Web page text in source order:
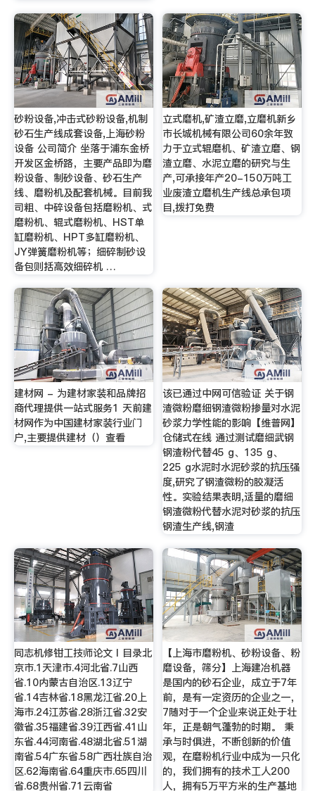
砂粉设备,冲击式砂粉设备,机制
砂石生产线成套设备,上海砂粉
设备 公司简介 坐落于浦东金桥
开发区金桥路，主要产品即为磨
粉设备、制砂设备、砂石生产
线、磨粉机及配套机械。目前我
司粗、中碎设备包括磨粉机、式
磨粉机、辊式磨粉机、HST单
缸磨粉机、HPT多缸磨粉机、
JY弹簧磨粉机等；细碎制砂设
备包则括高效细碎机 …
立式磨机,矿渣立磨,立磨机新乡
市长城机械有限公司60余年致
力于立式辊磨机、矿渣立磨、钢
渣立磨、水泥立磨的研究与生
产,可承接年产20-150万吨工
业废渣立磨机生产线总承包项
目,拨打免费
建材网 - 为建材家装和品牌招
商代理提供一站式服务1 天前建
材网作为中国建材家装行业门
户,主要提供建材（）查看
该已通过中网可信验证 关于钢
渣微粉磨细钢渣微粉掺量对水泥
砂浆力学性能的影响【维普网】
仓储式在线 通过测试磨细武钢
钢渣粉代替45 g、135 g、
225 g水泥时水泥砂浆的抗压强
度,研究了钢渣微粉的胶凝活
性。实验结果表明,适量的磨细
钢渣微粉代替水泥对砂浆的抗压
钢渣生产线,钢渣
同志机修钳工技师论文Ⅰ目录北
京市.1天津市.4河北省.7山西
省.10内蒙古自治区.13辽宁
省.14吉林省.18黑龙江省.20上
海市.24江苏省.28浙江省.32安
徽省.35福建省.39江西省.41山
东省.44河南省.48湖北省.51湖
南省.54广东省.58广西壮族自治
区.62海南省.64重庆市.65四川
省.68贵州省.71云南省
【上海市磨粉机、砂粉设备、粉
磨设备，筛分】上海建冶机器
是国内的砂石企业，成立于7年
前，是有一定资历的企业之一，
7随对于一个企业来说正处于壮
年，正是朝气蓬勃的时期。 秉
承与时俱进，不断创新的价值
观，在磨粉机行业中成为一只化
的，我们拥有的技术工人200
人，拥有5万平方米的生产基地